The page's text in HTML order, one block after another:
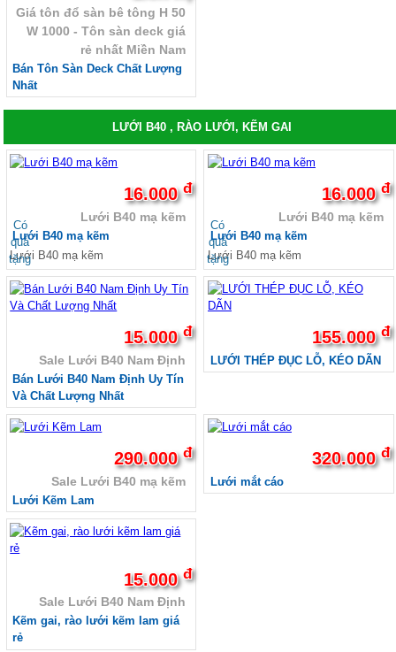
Giá tôn đổ sàn bê tông H 50
W 1000 - Tôn sàn deck giá
rẻ nhất Miền Nam
Bán Tôn Sàn Deck Chất Lượng
Nhất
LƯỚI B40 , RÀO LƯỚI, KẼM GAI
Có
quà
tặng
16.000đ
Lưới B40 mạ kẽm
Lưới B40 mạ kẽm
Lưới B40 mạ kẽm
Có
quà
tặng
16.000đ
Lưới B40 mạ kẽm
Lưới B40 mạ kẽm
Lưới B40 mạ kẽm
15.000đ
Sale Lưới B40 Nam Định
Bán Lưới B40 Nam Định Uy Tín
Và Chất Lượng Nhất
155.000đ
LƯỚI THÉP ĐỤC LỖ, KÉO DÃN
290.000đ
Sale Lưới B40 mạ kẽm
Lưới Kẽm Lam
320.000đ
Lưới mắt cáo
15.000đ
Sale Lưới B40 Nam Định
Kẽm gai, rào lưới kẽm lam giá
rẻ